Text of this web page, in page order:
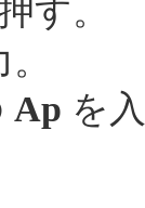
す。
Ap を